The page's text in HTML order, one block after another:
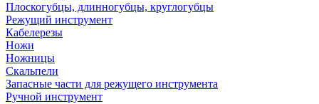
Плоскогубцы, длинногубцы, круглогубцы
Режущий инструмент
Кабелерезы
Ножи
Ножницы
Скальпели
Запасные части для режущего инструмента
Ручной инструмент